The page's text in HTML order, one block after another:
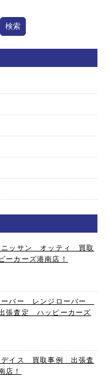
ッサン オッティ 買取
カーズ港南店！
バー レンジローバー
査定 ハッピーカーズ
イス 買取事例 出張査
店！